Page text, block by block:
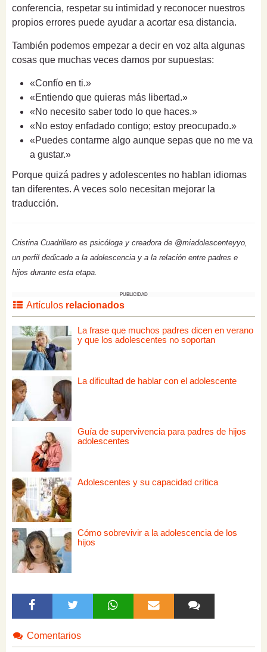
conferencia, respetar su intimidad y reconocer nuestros
propios errores puede ayudar a acortar esa distancia.
También podemos empezar a decir en voz alta algunas
cosas que muchas veces damos por supuestas:
«Confío en ti.»
«Entiendo que quieras más libertad.»
«No necesito saber todo lo que haces.»
«No estoy enfadado contigo; estoy preocupado.»
«Puedes contarme algo aunque sepas que no me va
a gustar.»
Porque quizá padres y adolescentes no hablan idiomas
tan diferentes. A veces solo necesitan mejorar la
traducción.
Cristina Cuadrillero es psicóloga y creadora de @miadolescenteyyo,
un perfil dedicado a la adolescencia y a la relación entre padres e
hijos durante esta etapa.
PUBLICIDAD
Artículos relacionados
La frase que muchos padres dicen en verano
y que los adolescentes no soportan
La dificultad de hablar con el adolescente
Guía de supervivencia para padres de hijos
adolescentes
Adolescentes y su capacidad crítica
Cómo sobrevivir a la adolescencia de los
hijos
Comentarios